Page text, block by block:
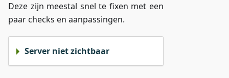
Deze zijn meestal snel te fixen met een
paar checks en aanpassingen.
Server niet zichtbaar